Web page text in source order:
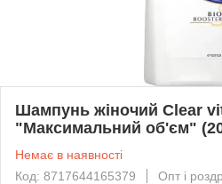
Шампунь жіночий Clear
"Максимальний об'єм"
Немає в наявності
Код: 8717644165379
Опт і